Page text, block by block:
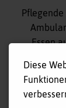
Essen
Diese